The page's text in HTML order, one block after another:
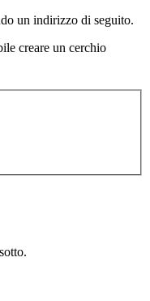
un indirizzo di seguito.
creare un cerchio